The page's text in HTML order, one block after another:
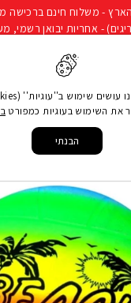
אחריות יבואן רשמי, מעל 40 שנות
/ מוצרי קיץ/ מתנפחים לבריכה /
את השימוש בעוגיות כמפורט
הבנתי